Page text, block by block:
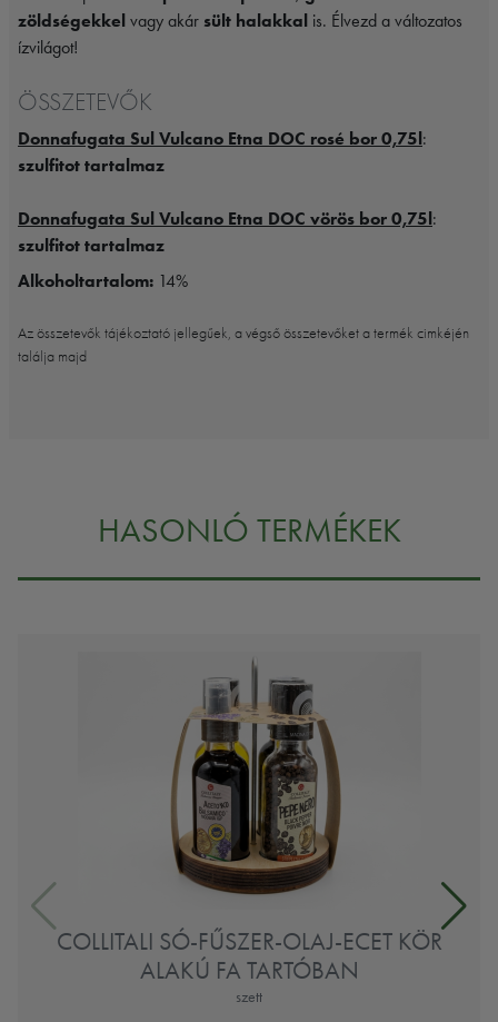
zöldségekkel vagy akár sült halakkal is. Élvezd a változatos
ízvilágot!
ÖSSZETEVŐK
Donnafugata Sul Vulcano Etna DOC rosé bor 0,75l:
szulfitot tartalmaz
Donnafugata Sul Vulcano Etna DOC vörös bor 0,75l:
szulfitot tartalmaz
Alkoholtartalom: 14%
Az összetevők tájékoztató jellegűek, a végső összetevőket a termék cimkéjén
találja majd
HASONLÓ TERMÉKEK
COLLITALI SÓ-FŰSZER-OLAJ-ECET KÖR
ALAKÚ FA TARTÓBAN
szett